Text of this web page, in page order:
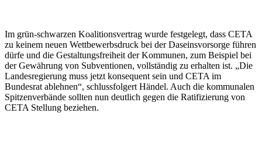
Im grün-schwarzen Koalitionsvertrag wurde festgelegt, dass CETA
zu keinem neuen Wettbewerbsdruck bei der Daseinsvorsorge führen
dürfe und die Gestaltungsfreiheit der Kommunen, zum Beispiel bei
der Gewährung von Subventionen, vollständig zu erhalten ist. „Die
Landesregierung muss jetzt konsequent sein und CETA im
Bundesrat ablehnen“, schlussfolgert Händel. Auch die kommunalen
Spitzenverbände sollten nun deutlich gegen die Ratifizierung von
CETA Stellung beziehen.